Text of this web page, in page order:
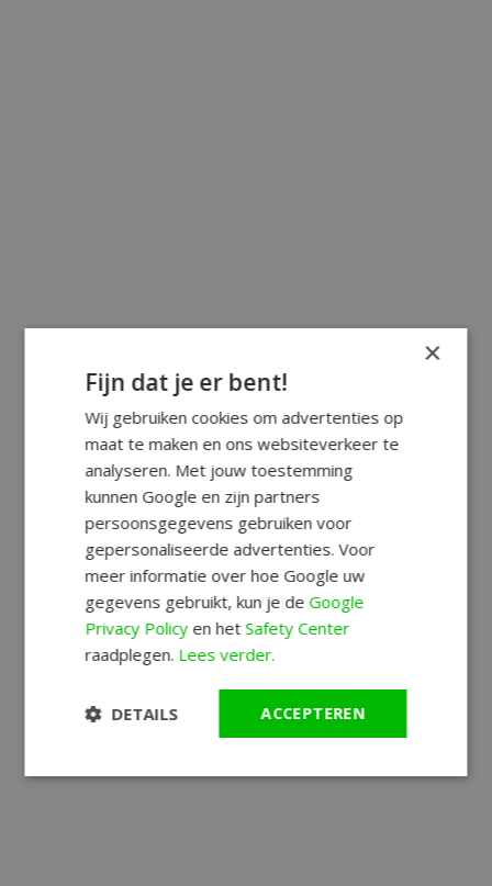
×
Fijn dat je er bent!
Wij gebruiken cookies om advertenties op
maat te maken en ons websiteverkeer te
analyseren. Met jouw toestemming
kunnen Google en zijn partners
persoonsgegevens gebruiken voor
gepersonaliseerde advertenties. Voor
meer informatie over hoe Google uw
gegevens gebruikt, kun je deGoogle
Privacy Policyen hetSafety Center
raadplegen. Lees verder.
ACCEPTEREN
DETAILS